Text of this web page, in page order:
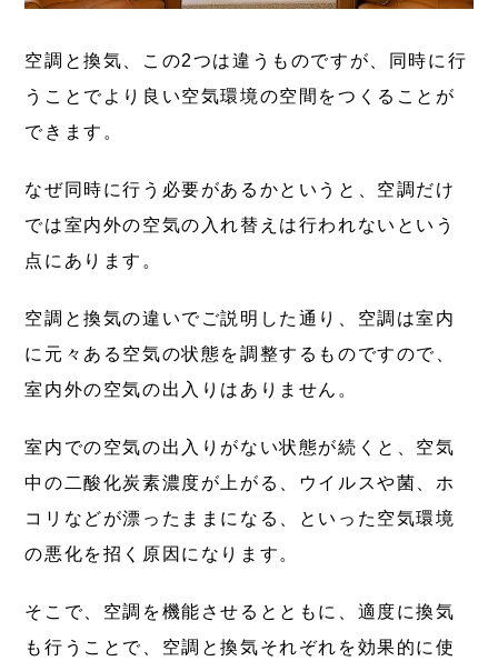
空調と換気、この2つは違うものですが、
同時に行
う ことでより良い空気環境の空間をつくることが
できます。
なぜ同時に行う必要があるかというと、空調だけ
では室内外の空気の入れ替えは行われないという
点にあります。
空調と換気の違いでご説明した通り、空調は室内
に元々ある空気の状態を調整するものですので、
室内外の空気の出入りはありません。
室内での空気の出入りがない状態が続くと、空気
中の二酸化炭素濃度が上がる、ウイルスや菌、ホ
コリなどが漂ったままになる、といった空気環境
の悪化を招く原因になります。
そこで、空調を機能させるとともに、適度に換気
も行うことで、空調と換気それぞれを効果的に使